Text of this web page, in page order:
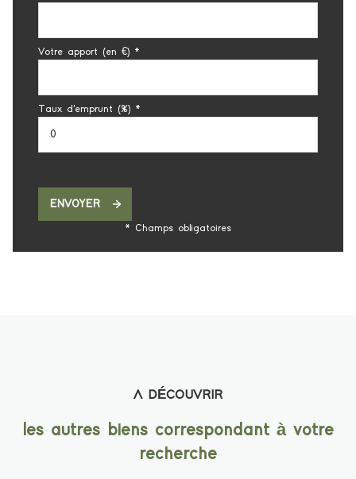
Votre apport (en €) *
Taux d'emprunt (%) *
ENVOYER
* Champs obligatoires
A DÉCOUVRIR
les autres biens correspondant à votre
recherche